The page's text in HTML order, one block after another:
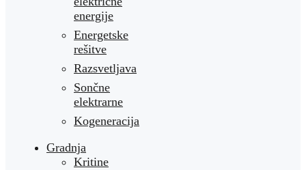
energije
Energetske
rešitve
Razsvetljava
Sončne
elektrarne
Kogeneracija
Gradnja
Kritine